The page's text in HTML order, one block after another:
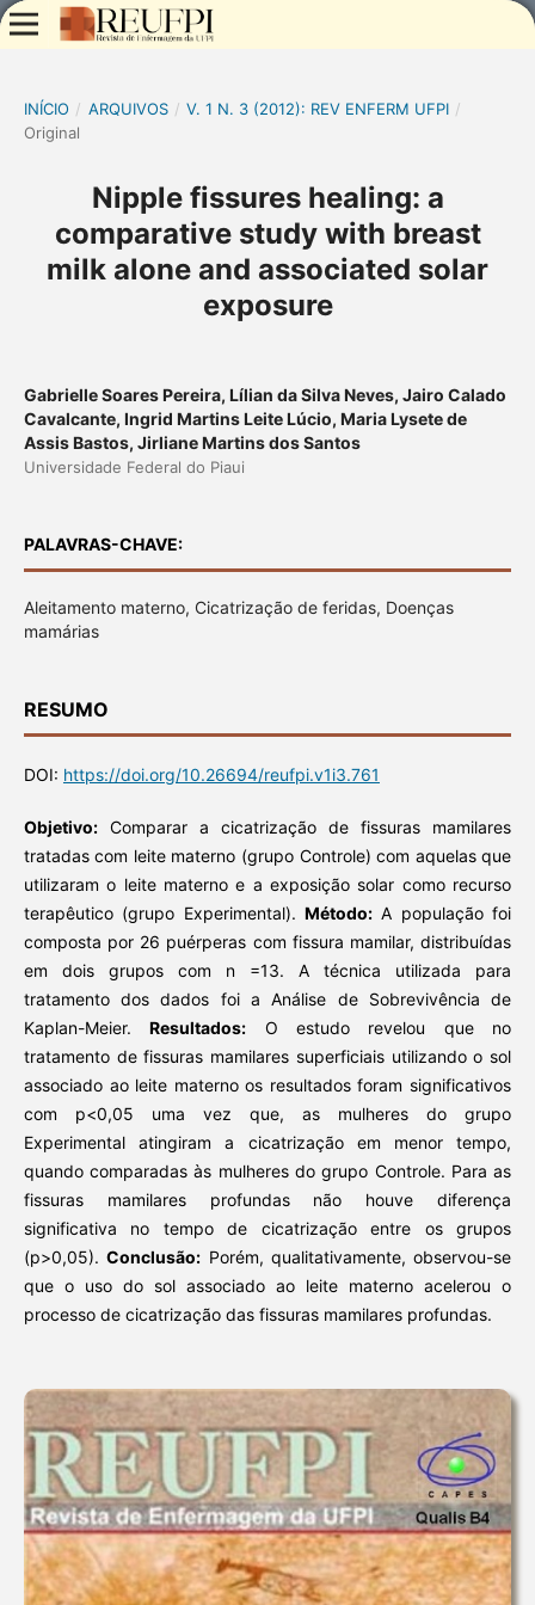
INÍCIO / ARQUIVOS / V. 1 N. 3 (2012): REV ENFERM UFPI /
Original
Nipple fissures healing: a
comparative study with breast
milk alone and associated solar
exposure
Gabrielle Soares Pereira, Lílian da Silva Neves, Jairo Calado
Cavalcante, Ingrid Martins Leite Lúcio, Maria Lysete de
Assis Bastos, Jirliane Martins dos Santos
Universidade Federal do Piaui
PALAVRAS-CHAVE:
Aleitamento materno, Cicatrização de feridas, Doenças
mamárias
RESUMO
DOI: https://doi.org/10.26694/reufpi.v1i3.761
Objetivo:Comparar a cicatrização de fissuras mamilares
tratadas com leite materno (grupo Controle) com aquelas que
utilizaram o leite materno e a exposição solar como recurso
terapêutico (grupo Experimental). Método: A população foi
composta por 26 puérperas com fissura mamilar, distribuídas
em dois grupos com n =13. A técnica utilizada para
tratamento dos dados foi a Análise de Sobrevivência de
Kaplan-Meier.Resultados: O estudo revelou que no
tratamento de fissuras mamilares superficiais utilizando o sol
associado ao leite materno os resultados foram significativos
com p<0,05 uma vez que, as mulheres do grupo
Experimental atingiram a cicatrização em menor tempo,
quando comparadas às mulheres do grupo Controle. Para as
fissuras mamilares profundas não houve diferença
significativa no tempo de cicatrização entre os grupos
(p>0,05).Conclusão: Porém, qualitativamente, observou-se
que o uso do sol associado ao leite materno acelerou o
processo de cicatrização das fissuras mamilares profundas.